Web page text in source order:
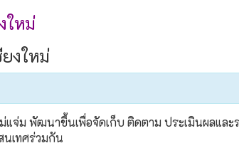
ใหม่
งใหม่
ม พัฒนาขึ้นเพื่อจัดเก็บ ติดตาม ประเมินผลและ
เทศร่วมกัน